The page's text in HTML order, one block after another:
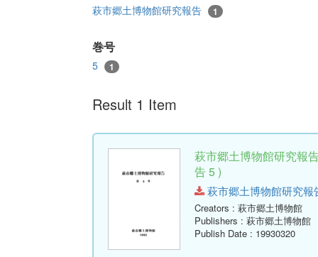
萩市郷土博物館研究報告 1
巻号
5 1
Result 1 Item
萩市郷土博物館研究報
告 5 )
萩市郷土博物館研究報
Creators : 萩市郷土博物館
Publishers : 萩市郷土博物館
Publish Date : 19930320